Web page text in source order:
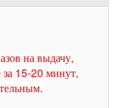
на выдачу,
15-20 минут,